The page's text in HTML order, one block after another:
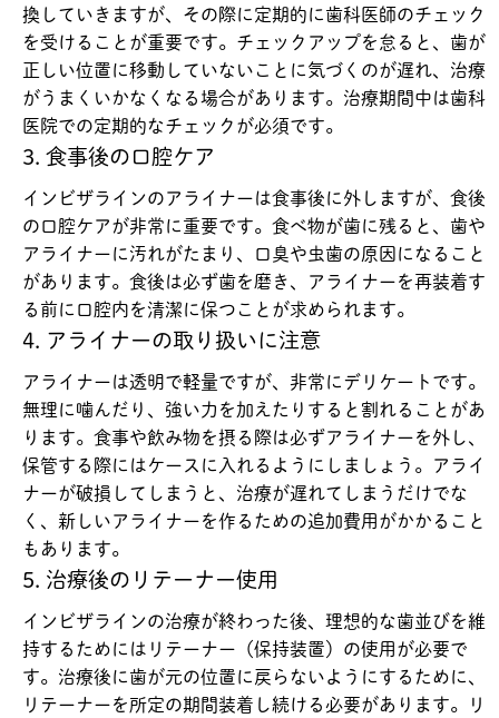
換していきますが、その際に定期的に歯科医師のチェック
を受けることが重要です。チェックアップを怠ると、歯が
正しい位置に移動していないことに気づくのが遅れ、治療
がうまくいかなくなる場合があります。治療期間中は歯科
医院での定期的なチェックが必須です。
3. 食事後の口腔ケア
インビザラインのアライナーは食事後に外しますが、食後
の口腔ケアが非常に重要です。食べ物が歯に残ると、歯や
アライナーに汚れがたまり、口臭や虫歯の原因になること
があります。食後は必ず歯を磨き、アライナーを再装着す
る前に口腔内を清潔に保つことが求められます。
4. アライナーの取り扱いに注意
アライナーは透明で軽量ですが、非常にデリケートです。
無理に噛んだり、強い力を加えたりすると割れることがあ
ります。食事や飲み物を摂る際は必ずアライナーを外し、
保管する際にはケースに入れるようにしましょう。アライ
ナーが破損してしまうと、治療が遅れてしまうだけでな
く、新しいアライナーを作るための追加費用がかかること
もあります。
5. 治療後のリテーナー使用
インビザラインの治療が終わった後、理想的な歯並びを維
持するためにはリテーナー（保持装置）の使用が必要で
す。治療後に歯が元の位置に戻らないようにするために、
リテーナーを所定の期間装着し続ける必要があります。リ